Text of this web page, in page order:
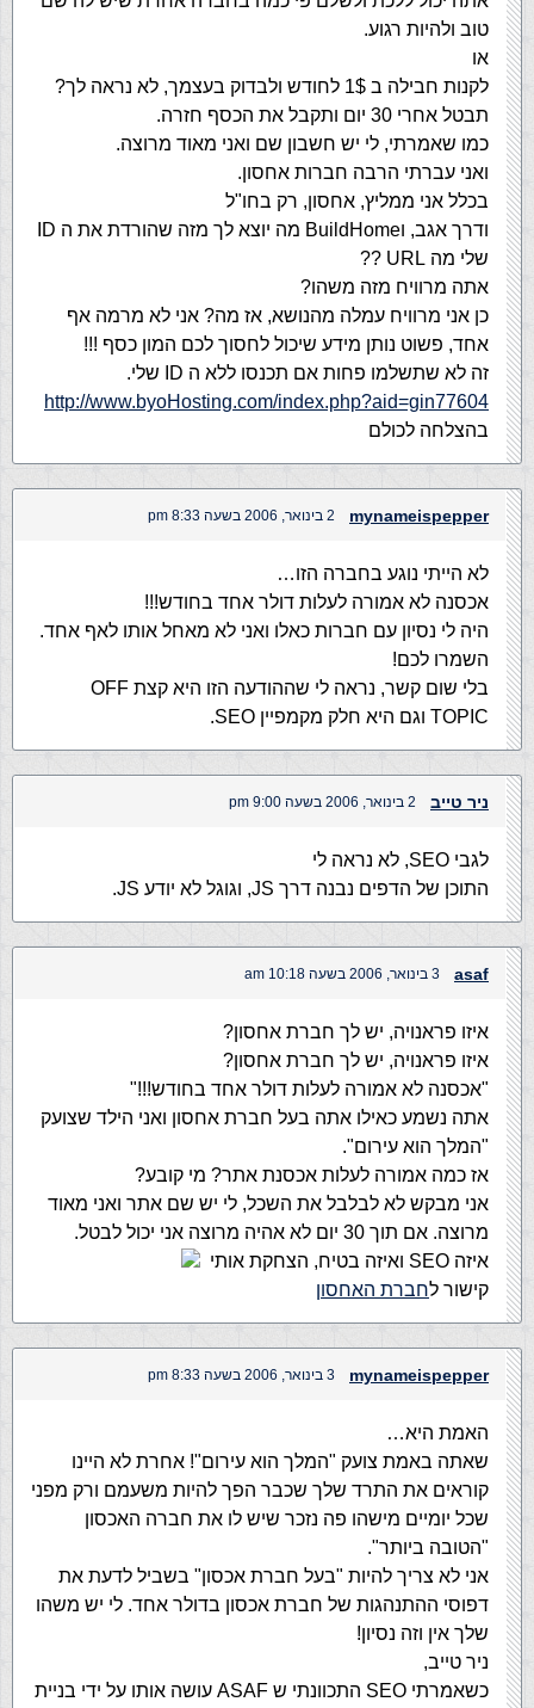
טוב ולהיות רגוע.
או
לקנות חבילה ב 1$ לחודש ולבדוק בעצמך, לא נראה לך?
תבטל אחרי 30 יום ותקבל את הכסף חזרה.
כמו שאמרתי, לי יש חשבון שם ואני מאוד מרוצה.
ואני עברתי הרבה חברות אחסון.
בכלל אני ממליץ, אחסון, רק בחו"ל
ודרך אגב, וBuildHome מה יוצא לך מזה שהורדת את ה ID
שלי מה URL ??
אתה מרוויח מזה משהו?
כן אני מרוויח עמלה מהנושא, אז מה? אני לא מרמה אף
אחד, פשוט נותן מידע שיכול לחסוך לכם המון כסף !!!
זה לא שתשלמו פחות אם תכנסו ללא ה ID שלי.
http://www.byoHosting.com/index.php?aid=gin77604
בהצלחה לכולם
mynameispepper 2 בינואר, 2006 בשעה 8:33 pm
לא הייתי נוגע בחברה הזו…
אכסנה לא אמורה לעלות דולר אחד בחודש!!!
היה לי נסיון עם חברות כאלו ואני לא מאחל אותו לאף אחד.
השמרו לכם!
בלי שום קשר, נראה לי שההודעה הזו היא קצת OFF
TOPIC וגם היא חלק מקמפיין SEO.
ניר טייב 2 בינואר, 2006 בשעה 9:00 pm
לגבי SEO, לא נראה לי
התוכן של הדפים נבנה דרך JS, וגוגל לא יודע JS.
asaf 3 בינואר, 2006 בשעה 10:18 am
איזו פראנויה, יש לך חברת אחסון?
איזו פראנויה, יש לך חברת אחסון?
"אכסנה לא אמורה לעלות דולר אחד בחודש!!!"
אתה נשמע כאילו אתה בעל חברת אחסון ואני הילד שצועק
"המלך הוא עירום".
אז כמה אמורה לעלות אכסנת אתר? מי קובע?
אני מבקש לא לבלבל את השכל, לי יש שם אתר ואני מאוד
מרוצה. אם תוך 30 יום לא אהיה מרוצה אני יכול לבטל.
איזה SEO ואיזה בטיח, הצחקת אותי
קישור לחברת האחסון
mynameispepper 3 בינואר, 2006 בשעה 8:33 pm
האמת היא…
שאתה באמת צועק "המלך הוא עירום"! אחרת לא היינו
קוראים את התרד שלך שכבר הפך להיות משעמם ורק מפני
שכל יומיים מישהו פה נזכר שיש לו את חברה האכסון
"הטובה ביותר".
אני לא צריך להיות "בעל חברת אכסון" בשביל לדעת את
דפוסי ההתנהגות של חברת אכסון בדולר אחד. לי יש משהו
שלך אין וזה נסיון!
ניר טייב,
כשאמרתי SEO התכוונתי ש ASAF עושה אותו על ידי בניית